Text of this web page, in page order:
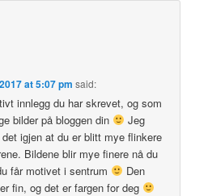
at 5:07 pm said:
innlegg du har skrevet, og som
bilder på bloggen din
Jeg
igjen at du er blitt mye flinkere
Bildene blir mye finere nå du
får motivet i sentrum
Den
fin, og det er fargen for deg